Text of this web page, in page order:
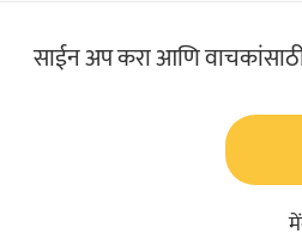
साईन अप करा आणि